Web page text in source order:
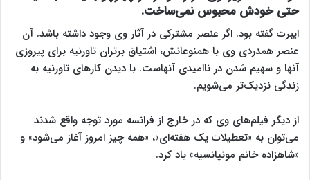
حتی خودش محبوس نمی‌ساخت.
ایبرت گفته بود. اگر عنصر مشترکی در آثار وی وجود داشته باشد. آن
عنصر همدردی وی با همنوعانش، اشتیاق برتران تاورنیه برای پیروزی
آنها و سهیم شدن در ناامیدی آنهاست. با دیدن کارهای تاورنیه به
زندگی نزدیک‌تر می‌شویم.
از دیگر فیلم‌های وی که در خارج از فرانسه مورد توجه واقع شدند
می‌توان به «تعطیلات یک هفته‌ای»، «همه چیز امروز آغاز می‌شود» و
«شاهزاده خانم مونپانسیه» یاد کرد.